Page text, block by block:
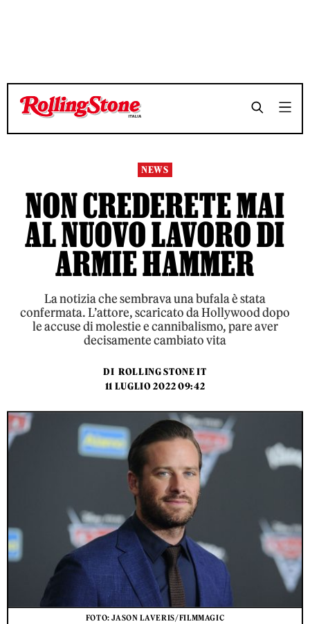
TEMPO DI LETTURA 3 MINUTI SHARE
TEMPO DI LETTURA 3 MINUTI SHARE
NEWS
NON CREDERETE MAI
AL NUOVO LAVORO DI
ARMIE HAMMER
La notizia che sembrava una bufala è stata
confermata. L’attore, scaricato da Hollywood dopo
le accuse di molestie e cannibalismo, pare aver
decisamente cambiato vita
DI ROLLING STONE IT
11 LUGLIO 2022 09:42
FOTO: JASON LAVERIS/FILMMAGIC